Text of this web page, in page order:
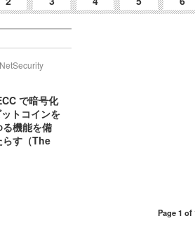
で暗号化
トコインを
機能を備
らす（The
Page 1 of